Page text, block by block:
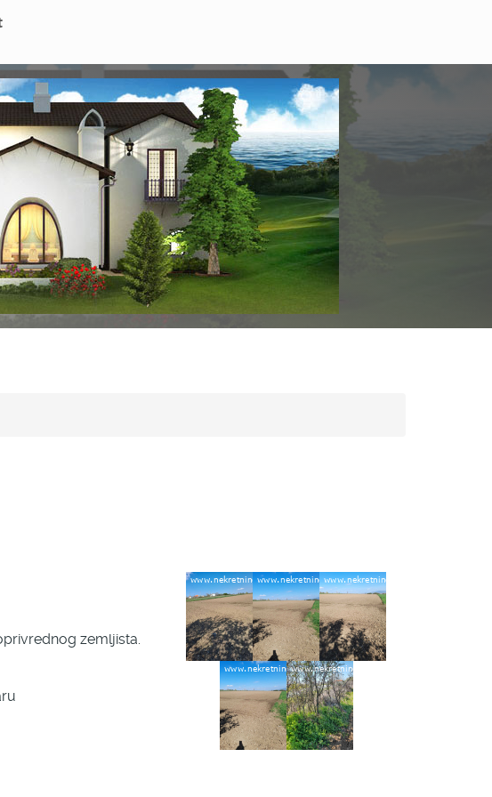
zemljista.